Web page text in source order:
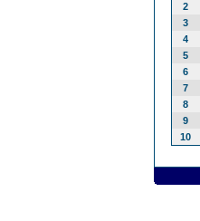
2
3
4
5
6
7
8
9
10